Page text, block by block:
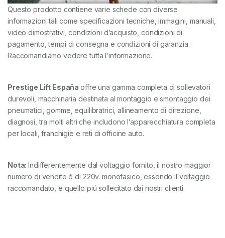
Questo prodotto contiene varie schede con diverse
informazioni tali come specificazioni tecniche, immagini, manuali,
video dimostrativi, condizioni d’acquisto, condizioni di
pagamento, tempi di consegna e condizioni di garanzia.
Raccomandiamo vedere tutta l’informazione.
Prestige Lift Españaoffre una gamma completa di sollevatori
durevoli, macchinaria destinata al montaggio e smontaggio dei
pneumatici, gomme, equilibratrici, allineamento di direzione,
diagnosi, tra molti altri che includono l’apparecchiatura completa
per locali, franchigie e reti di officine auto.
Nota:Indifferentemente dal voltaggio fornito, il nostro maggior
numero di vendite é di 220v. monofasico, essendo il voltaggio
raccomandato, e quello piú sollecitato dai nostri clienti.